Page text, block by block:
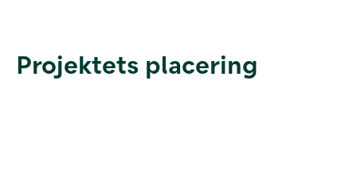
Projektets placering